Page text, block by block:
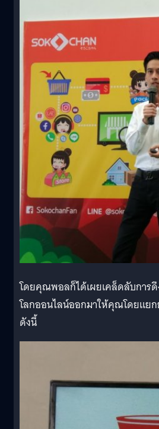
โดยคุณพอลก็ได้เผยเคล็ดลับการ
โลกออนไลน์ออกมาให้คุณโดยแย
ดังนี้